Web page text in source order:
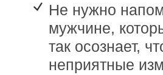
Не нужно
мужчине,
так осознает,
неприятные